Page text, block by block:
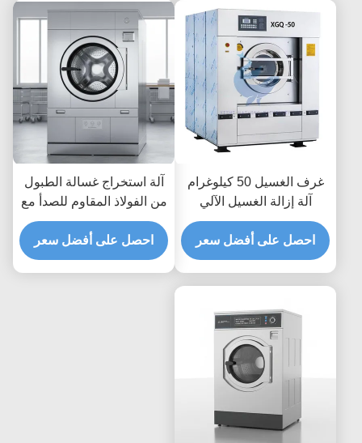
غرف الغسيل 50 كيلوغرام
الغسيل الآلي
بالكامل
على أفضل سعر
آلة استخراج غسالة الطبول
من الفولاذ المقاوم للصدأ مع
سرعة غسل 1000rpm
واستهلاك الماء 50-150 لتر
للغسيل التجاري
احصل على أفضل سعر